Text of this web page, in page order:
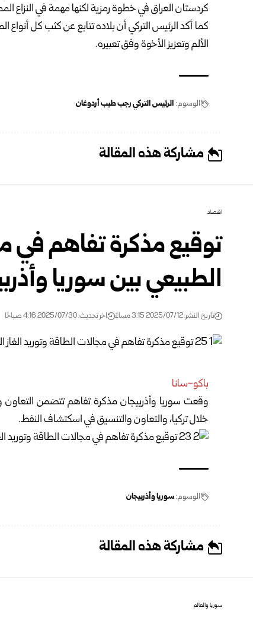
كردستان العراق في خطوة رمزية لكنها مهمة في النزاع
كما أكد الرئيس التركي أن بلاده تتابع عن كثب كل
الألم وتعزيز الأخوة وفق تعبيره.
الوسوم: الرئيس التركي رجب طيب أردوغان
مشاركة هذه المقالة
اقتصاد
توقيع مذكرة تفاهم في
الطبيعي بين سوريا
تاريخ النشر: 2025/07/12 3:15 مساءً اخر تحديث: 2025/07/30 4:16 صباحًا
باكو-سانا
وقعت سوريا وأذربيجان مذكرة تفاهم تتضمن التعاون
خلال تركيا، والتعاون والتنسيق في اسكتشاف النفط.
الوسوم:سوريا وأذربيجان
مشاركة هذه المقالة
سوريا والعالم